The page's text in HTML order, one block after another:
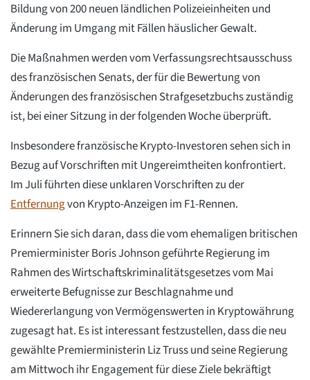
Bildung von 200 neuen ländlichen Polizeieinheiten und
Änderung im Umgang mit Fällen häuslicher Gewalt.
Die Maßnahmen werden vom Verfassungsrechtsausschuss
des französischen Senats, der für die Bewertung von
Änderungen des französischen Strafgesetzbuchs zuständig
ist, bei einer Sitzung in der folgenden Woche überprüft.
Insbesondere französische Krypto-Investoren sehen sich in
Bezug auf Vorschriften mit Ungereimtheiten konfrontiert.
Im Juli führten diese unklaren Vorschriften zu der
Entfernungvon Krypto-Anzeigen im F1-Rennen.
Erinnern Sie sich daran, dass die vom ehemaligen britischen
Premierminister Boris Johnson geführte Regierung im
Rahmen des Wirtschaftskriminalitätsgesetzes vom Mai
erweiterte Befugnisse zur Beschlagnahme und
Wiedererlangung von Vermögenswerten in Kryptowährung
zugesagt hat. Es ist interessant festzustellen, dass die neu
gewählte Premierministerin Liz Truss und seine Regierung
am Mittwoch ihr Engagement für diese Ziele bekräftigt